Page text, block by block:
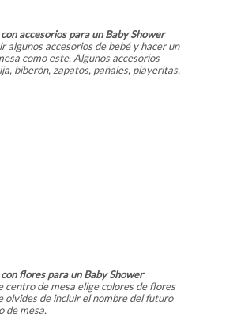
accesorios para un Baby Shower
algunos accesorios de bebé y hacer un
como este. Algunos accesorios
biberón, zapatos, pañales, playeritas,
flores para un Baby Shower
centro de mesa elige colores de flores
olvides de incluir el nombre del futuro
de mesa.